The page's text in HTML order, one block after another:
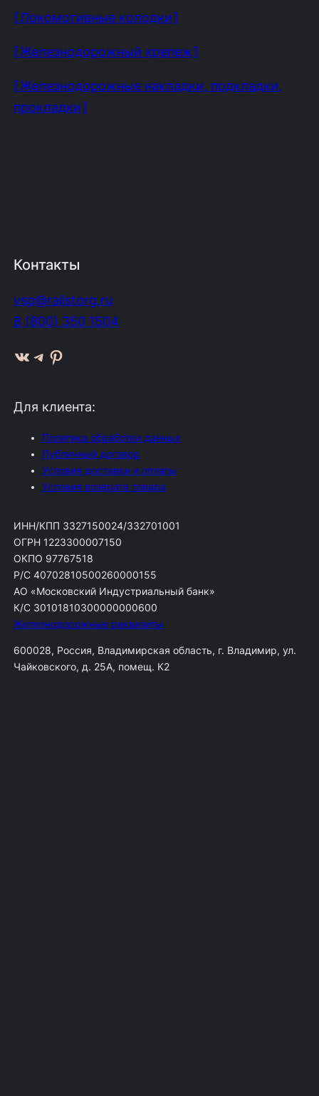
⟦Локомотивные колодки⟧
⟦Железнодорожный крепеж⟧
⟦Железнодорожные накладки, подкладки,
прокладки⟧
Контакты
vsp@railstorg.ru
8 (800) 350 1504
ВКонтакте Telegram Pinterest
Для клиента:
Политика обработки данных
Публичный договор
Условия доставки и оплаты
Условия возврата товара
ИНН/КПП 3327150024/332701001
ОГРН 1223300007150
ОКПО 97767518
Р/С 40702810500260000155
АО «Московский Индустриальный банк»
К/С 30101810300000000600
Железнодорожные реквизиты
600028, Россия, Владимирская область, г. Владимир, ул.
Чайковского, д. 25А, помещ. К2